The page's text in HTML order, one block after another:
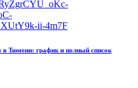
Тюмени: график и полный список